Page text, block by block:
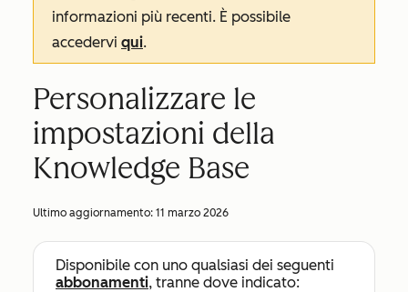
informazioni più recenti. È possibile
accedervi qui.
Personalizzare le
impostazioni della
Knowledge Base
Ultimo aggiornamento: 11 marzo 2026
Disponibile con uno qualsiasi dei seguenti
abbonamenti, tranne dove indicato: